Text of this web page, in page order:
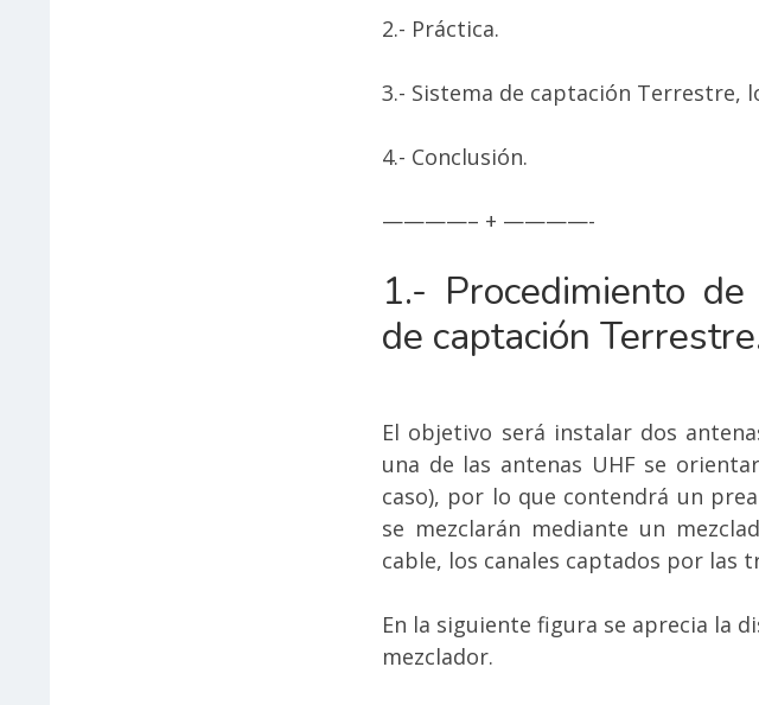
2.- Práctica.
3.- Sistema de captación Terrestre,
4.- Conclusión.
————– + ————-
1.- Procedimiento
de captación
El objetivo será instalar dos
una de las antenas UHF se
caso), por lo que contendrá un
se mezclarán mediante un
cable, los canales captados por las
En la siguiente figura se aprecia la
mezclador.